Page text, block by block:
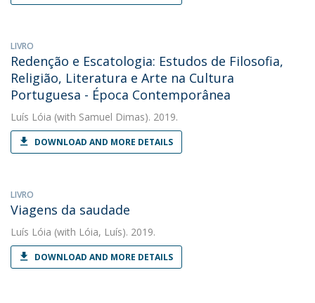
LIVRO
Redenção e Escatologia: Estudos de Filosofia,
Religião, Literatura e Arte na Cultura
Portuguesa - Época Contemporânea
Luís Lóia (with Samuel Dimas). 2019.
DOWNLOAD AND MORE DETAILS
LIVRO
Viagens da saudade
Luís Lóia (with Lóia, Luís). 2019.
DOWNLOAD AND MORE DETAILS